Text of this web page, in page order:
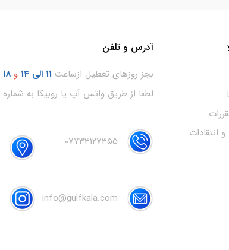
انتقادات
آدرس و تلفن
بجز روزهای تعطیل ازساعت 11 الی 14 و 18 الی 20
لطفا از طریق واتس آپ یا روبیکا به شماره
07733127355
info@gulfkala.com